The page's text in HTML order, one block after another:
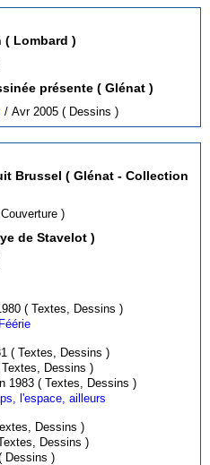
L' Aventure du journal Tintin ( Lombard )
Les Cahiers de la Bande Dessinée présente ( Glénat )
/ Avr 2005 ( Dessins )
( Glénat - Collection
Couverture )
de Stavelot )
/ Mar 1980 ( Textes, Dessins )
/ Juil 1981 ( Textes, Dessins )
/ Juil 1982 ( Textes, Dessins )
/ Jan 1983 ( Textes, Dessins )
l'espace, ailleurs
1986 ( Textes, Dessins )
1986 ( Textes, Dessins )
/ Jan 1987 ( Dessins )